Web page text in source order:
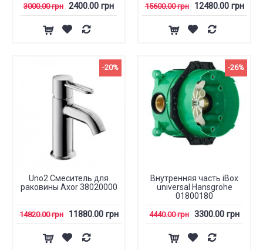
3000.00 грн 2400.00 грн 15600.00 грн 12480.00 грн
-20%
Uno2 Смеситель для
раковины Axor 38020000
14820.00 грн 11880.00 грн
-26%
Внутренняя часть iBox
universal Hansgrohe
01800180
4440.00 грн 3300.00 грн